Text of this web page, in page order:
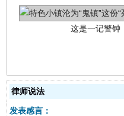
律师说法
发表感言：